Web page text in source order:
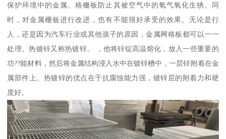
保护环境中的金属。格栅板防止其被空气中的氧气氧化生锈。同
时，对金属栅板进行改进，也有不能很好承受的效果。无论是行
人，还是因为汽车行业或其他孩子的原因，金属网格板都可以一一
处理。热镀锌又称热镀锌。 ，他将锌锭高温熔化，放入一些重要的
功??能材料，然后将金属结构浸入水中在镀锌槽中，一层锌附着在金
属部件上。热镀锌的优点在于抗腐蚀能力强，镀锌层的附着力和硬
度好。